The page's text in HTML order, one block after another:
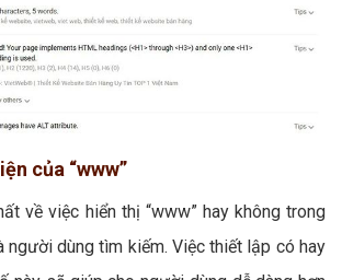
của “www”
về việc hiển thị “www” hay không trong
người dùng tìm kiếm. Việc thiết lập có hay